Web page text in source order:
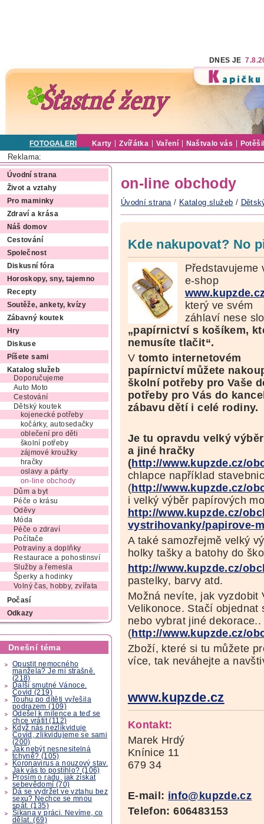
DNES JE
FOTOGALERIE Karty Zvířátka Vaření Naštvalo vás
Reklama:
Úvodní strana
Život a vztahy
Pro maminky
Zdraví a krása
Náš domov
Cestování
Společnost
Diskusní fóra
Horoskopy, sny, tajemno
Recepty
Soutěže, ankety, kvízy
Zábavný koutek
Hry
Diskuse
Píšete sami
Katalog služeb
Doporučujeme
Auto Moto
Cestování
Dětský koutek
kojenecké potřeby
kočárky, autosedačky
oblečení pro děti
školní potřeby
zájmové kroužky
hračky
oslavy a párty
on-line obchody
Dům a byt
Péče o krásu
Oděvy
Móda
Péče o zdraví
Počítače
Potraviny a doplňky
Restaurace a pohostinsví
Služby a řemesla
Šperky a hodinky
Volný čas, hobby, zvířata
Počasí
Odkazy
Dnešní téma
Opustit nemocného
manžela? Je mi strašně.
(218)
Další smutné Vánoce.
Covid (219)
Touhu po dítěti vyřešila
podrazem (109)
Odešel k milence a teď se
chce vrátit (112)
Když nás nezlikviduje
Covid, zlikvidujeme se sami
(200)
Jak nebýt nesnesitelná
tchyně? (105)
Koronavirus a nouzový stav.
Jak vás to postihlo? (106)
Prosím o radu, jak získat
sebevědomí (70)
Dá se vydržet ve vztahu bez
sexu? Nechce se mnou
spát. (135)
Šikana v práci. Nevíme, co
dělat. (69)
on-line obchody
Úvodní strana / Katalog služeb /
Kde nakupovat? No
Představujeme
e-shop
který ve svém
záhlaví nese
„papírnictví s košíkem,
nemusíte tlačit“.
V tomto internetovém
papírnictví můžete
školní potřeby pro Vaše
potřeby pro Vás do
zábavu dětí i celé rodiny.
Je tu opravdu velký
a jiné hračky
(http://www.kupzde.cz/
chlapce například
(http://www.kupzde.cz/
i velký výběr papírových
http://www.kupzde.cz/
vystrihovanky/papirove-
A také samozřejmě velký
holky tašky a batohy do
http://www.kupzde.cz/
pastelky, barvy atd.
Možná nevíte, jak vyzdobit
Velikonoce. Stačí
nebo vybrat jiné dekorace..
(http://www.kupzde.cz/
Zboží, které si tu můžete
více, tak neváhejte a
www.kupzde.cz
Kontakt:
Marek Hrdý
Knínice 11
679 34
E-mail: info@kupzde.cz
Telefon: 606483153